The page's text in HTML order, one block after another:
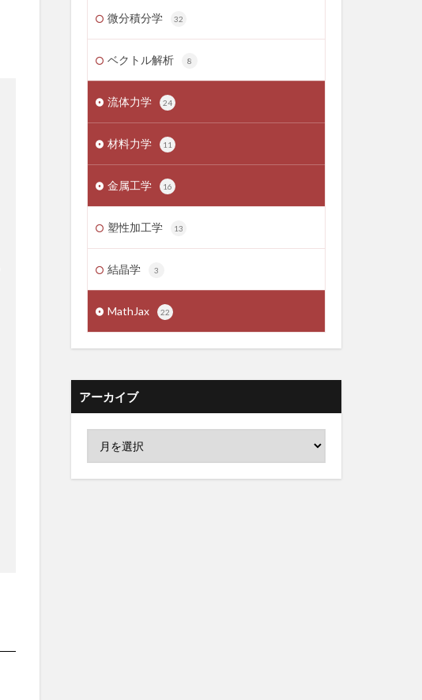
微分積分学 32
ベクトル解析 8
流体力学 24
材料力学 11
金属工学 16
塑性加工学 13
結晶学 3
MathJax 22
アーカイブ